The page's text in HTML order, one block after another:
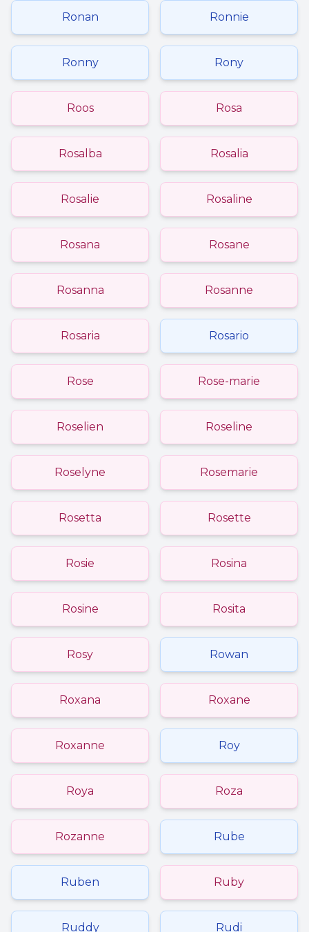
Ronan Ronnie
Ronny Rony
Roos Rosa
Rosalba Rosalia
Rosalie Rosaline
Rosana Rosane
Rosanna Rosanne
Rosaria Rosario
Rose Rose-marie
Roselien Roseline
Roselyne Rosemarie
Rosetta Rosette
Rosie Rosina
Rosine Rosita
Rosy Rowan
Roxana Roxane
Roxanne Roy
Roya Roza
Rozanne Rube
Ruben Ruby
Ruddy Rudi